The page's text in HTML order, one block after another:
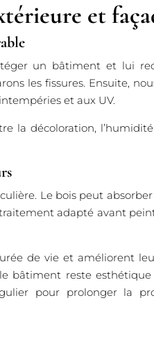
et
un bâtiment et lui
les fissures. Ensuite,
et aux UV.
la décoloration,
Le bois peut
adapté avant
de vie et améliorent
bâtiment reste
pour prolonger la